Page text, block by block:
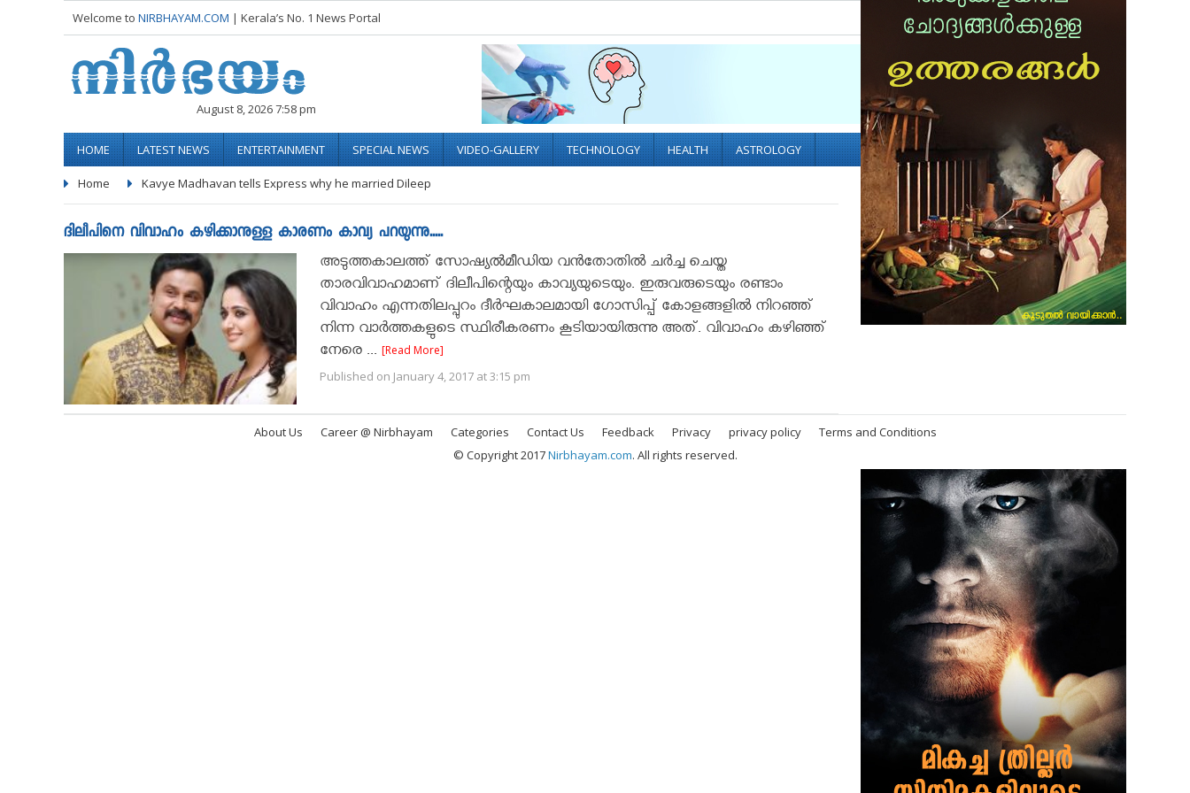
Welcome to NIRBHAYAM.COM | Kerala’s No. 1 News Portal Socialize with us
August 8, 2026 7:58 pm
HOME LATEST NEWS ENTERTAINMENT SPECIAL NEWS VIDEO-GALLERY TECHNOLOGY HEALTH ASTROLOGY
Home Kavye Madhavan tells Express why he married Dileep
ദിലീപിനെ വിവാഹം കഴിക്കാനുള്ള കാരണം കാവ്യ പറയുന്നു.....
അടുത്തകാലത്ത് സോഷ്യൽമീഡിയ വന്‍തോതില്‍ ചര്‍ച്ച ചെയ്ത
താരവിവാഹമാണ് ദിലീപിന്റെയും കാവ്യയുടെയും. ഇരുവരുടെയും രണ്ടാം
വിവാഹം എന്നതിലപ്പുറം ദീര്‍ഘകാലമായി ഗോസിപ്പ് കോളങ്ങളില്‍ നിറഞ്ഞ്
നിന്ന വാര്‍ത്തകളുടെ സ്ഥിരീകരണം കൂടിയായിരുന്നു അത്. വിവാഹം കഴിഞ്ഞ്
നേരെ ... [Read More]
Published on January 4, 2017 at 3:15 pm
About Us Career @ Nirbhayam Categories Contact Us Feedback Privacy privacy policy
Terms and Conditions
© Copyright 2017Nirbhayam.com. All rights reserved.